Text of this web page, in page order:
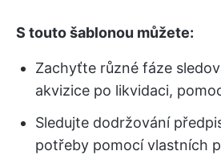
S touto šablonou můžete:
Zachyťte různé fáze
akvizice po likvidaci,
Sledujte dodržování
potřeby pomocí vlastních